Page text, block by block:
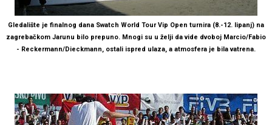
Gledalište je finalnog dana Swatch World Tour Vip Open turnira (8.-12. lipanj) na
zagrebačkom Jarunu bilo prepuno. Mnogi su u želji da vide dvoboj Marcio/Fabio
- Reckermann/Dieckmann, ostali ispred ulaza, a atmosfera je bila vatrena.